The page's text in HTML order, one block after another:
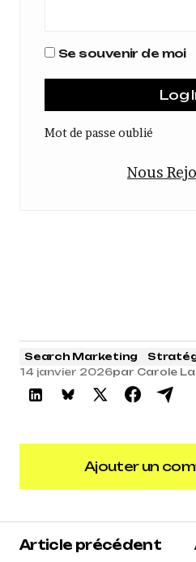
Se souvenir de moi
Mot de passe oublié
Nous
Search Marketing
14 janvier 2026par Carole
Ajouter un
Ajouter un
Article précédent